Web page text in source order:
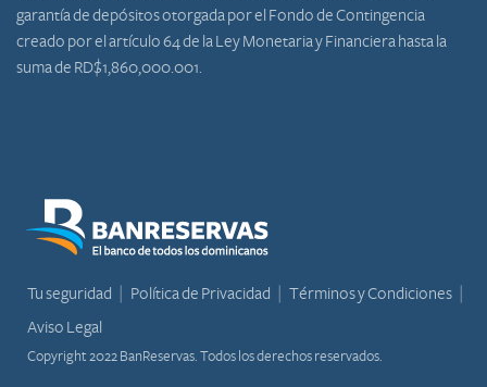
garantía de depósitos otorgada por el Fondo de Contingencia
creado por el artículo 64 de la Ley Monetaria y Financiera hasta la
suma de RD$1,860,000.001.
Tu seguridad Política de Privacidad
Términos y Condiciones
Aviso Legal
Copyright 2022 BanReservas. Todos los derechos reservados.